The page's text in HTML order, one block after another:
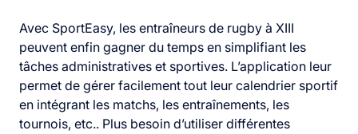
Avec SportEasy, les entraîneurs de rugby à XIII
peuvent enfin gagner du temps en simplifiant les
tâches administratives et sportives. L’application leur
permet de gérer facilement tout leur calendrier sportif
en intégrant les matchs, les entraînements, les
tournois, etc.. Plus besoin d’utiliser différentes